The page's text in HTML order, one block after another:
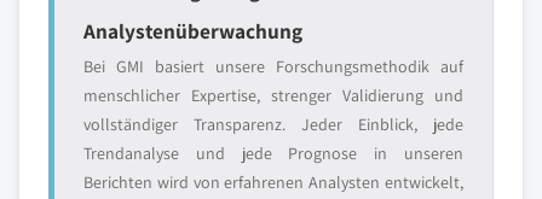
Analystenüberwachung
Bei GMI basiert unsere Forschungsmethodik auf
menschlicher Expertise, strenger Validierung und
vollständiger Transparenz. Jeder Einblick, jede
Trendanalyse und jede Prognose in unseren
Berichten wird von erfahrenen Analysten entwickelt,